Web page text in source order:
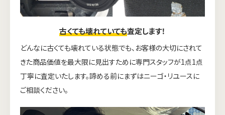
古くても壊れていても査定します！
どんなに古くても壊れている状態でも、お客様の大切にされて
きた商品価値を最大限に見出すために専門スタッフが1点1点
丁寧に査定いたします。諦める前にまずはニーゴ・リユースに
ご相談ください。